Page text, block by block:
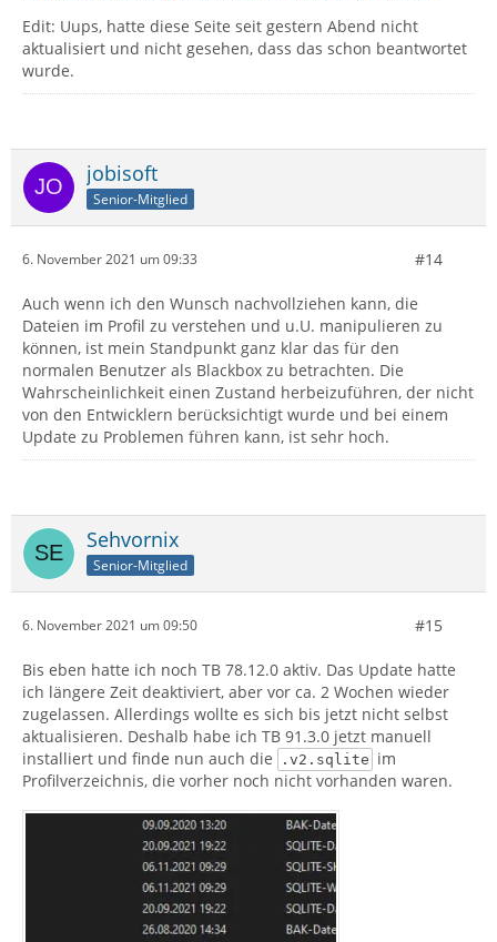
Edit: Uups, hatte diese Seite seit gestern Abend nicht
aktualisiert und nicht gesehen, dass das schon beantwortet
wurde.
jobisoft
Senior-Mitglied
6. November 2021 um 09:33 #14
Auch wenn ich den Wunsch nachvollziehen kann, die
Dateien im Profil zu verstehen und u.U. manipulieren zu
können, ist mein Standpunkt ganz klar das für den
normalen Benutzer als Blackbox zu betrachten. Die
Wahrscheinlichkeit einen Zustand herbeizuführen, der nicht
von den Entwicklern berücksichtigt wurde und bei einem
Update zu Problemen führen kann, ist sehr hoch.
Sehvornix
Senior-Mitglied
6. November 2021 um 09:50 #15
Bis eben hatte ich noch TB 78.12.0 aktiv. Das Update hatte
ich längere Zeit deaktiviert, aber vor ca. 2 Wochen wieder
zugelassen. Allerdings wollte es sich bis jetzt nicht selbst
aktualisieren. Deshalb habe ich TB 91.3.0 jetzt manuell
installiert und finde nun auch die
.v2.sqlite im
Profilverzeichnis, die vorher noch nicht vorhanden waren.